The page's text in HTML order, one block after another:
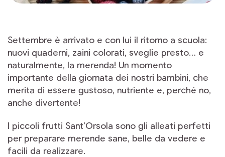
Settembre è arrivato e con lui il ritorno a scuola:
nuovi quaderni, zaini colorati, sveglie presto… e
naturalmente, la merenda! Un momento
importante della giornata dei nostri bambini, che
merita di essere gustoso, nutriente e, perché no,
anche divertente!
I piccoli frutti Sant’Orsola sono gli alleati perfetti
per preparare merende sane, belle da vedere e
facili da realizzare.